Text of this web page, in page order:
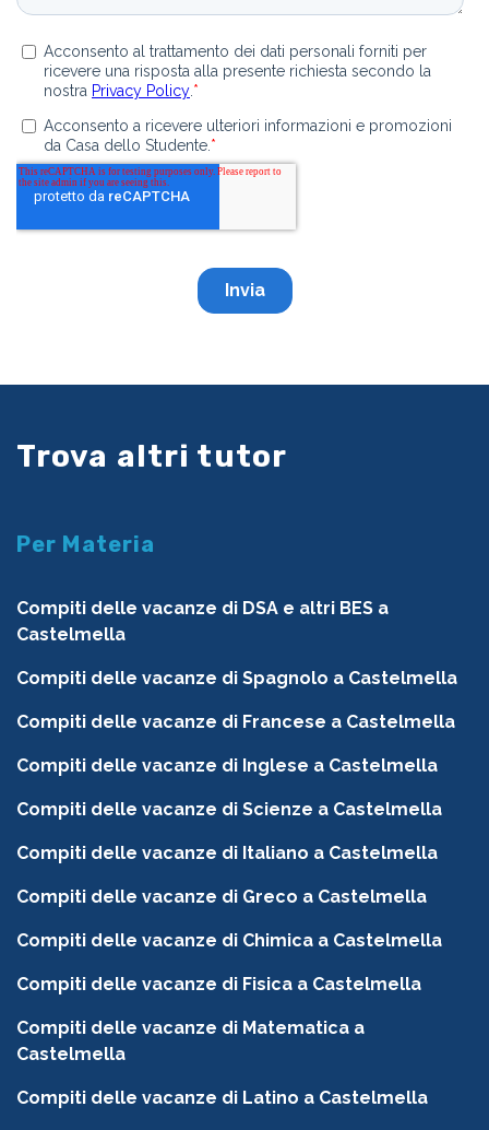
Trova altri tutor
Per Materia
Compiti delle vacanze di DSA e altri BES a
Castelmella
Compiti delle vacanze di Spagnolo a Castelmella
Compiti delle vacanze di Francese a Castelmella
Compiti delle vacanze di Inglese a Castelmella
Compiti delle vacanze di Scienze a Castelmella
Compiti delle vacanze di Italiano a Castelmella
Compiti delle vacanze di Greco a Castelmella
Compiti delle vacanze di Chimica a Castelmella
Compiti delle vacanze di Fisica a Castelmella
Compiti delle vacanze di Matematica a
Castelmella
Compiti delle vacanze di Latino a Castelmella